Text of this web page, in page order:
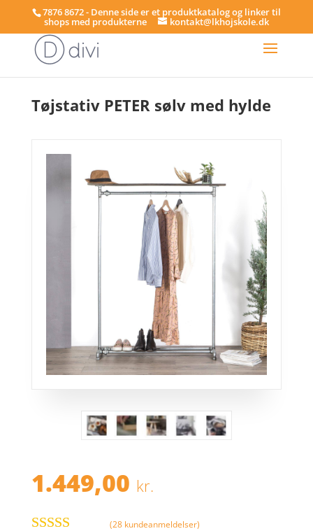
7876 8672 - Denne side er et produktkatalog og linker til
shops med produkterne kontakt@lkhojskole.dk
Tøjstativ PETER sølv med hylde
1.449,00 kr.
(28kundeanmeldelser)